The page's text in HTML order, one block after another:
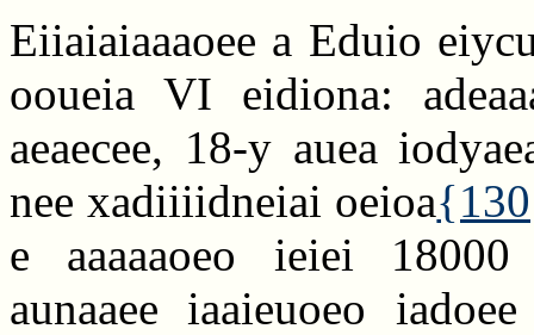
Eiiaiaiaaaoee a Eduio
ooueia VI eidiona:
aeaecee, 18-y auea
nee xadiiiidneiai oeioa
e aaaaaoeo ieiei
aunaaee iaaieuoeo